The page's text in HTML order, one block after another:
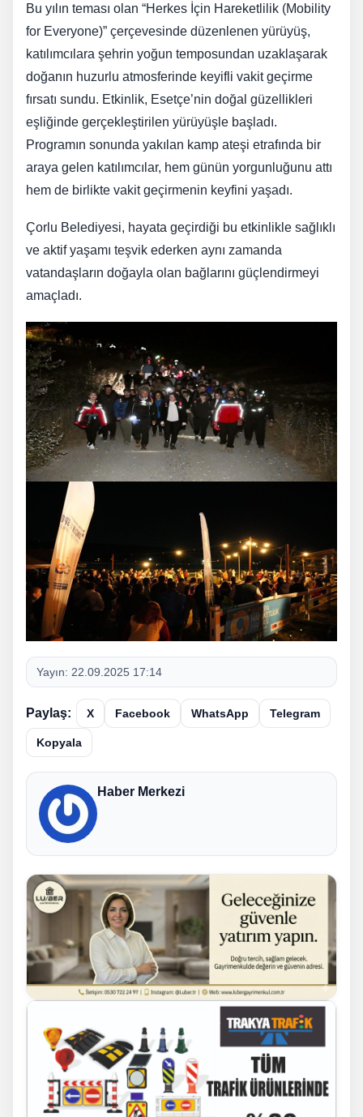
Bu yılın teması olan “Herkes İçin Hareketlilik (Mobility
for Everyone)” çerçevesinde düzenlenen yürüyüş,
katılımcılara şehrin yoğun temposundan uzaklaşarak
doğanın huzurlu atmosferinde keyifli vakit geçirme
fırsatı sundu. Etkinlik, Esetçe’nin doğal güzellikleri
eşliğinde gerçekleştirilen yürüyüşle başladı.
Programın sonunda yakılan kamp ateşi etrafında bir
araya gelen katılımcılar, hem günün yorgunluğunu attı
hem de birlikte vakit geçirmenin keyfini yaşadı.
Çorlu Belediyesi, hayata geçirdiği bu etkinlikle sağlıklı
ve aktif yaşamı teşvik ederken aynı zamanda
vatandaşların doğayla olan bağlarını güçlendirmeyi
amaçladı.
Yayın: 22.09.2025 17:14
Paylaş: X Facebook WhatsApp Telegram
Kopyala
Haber Merkezi